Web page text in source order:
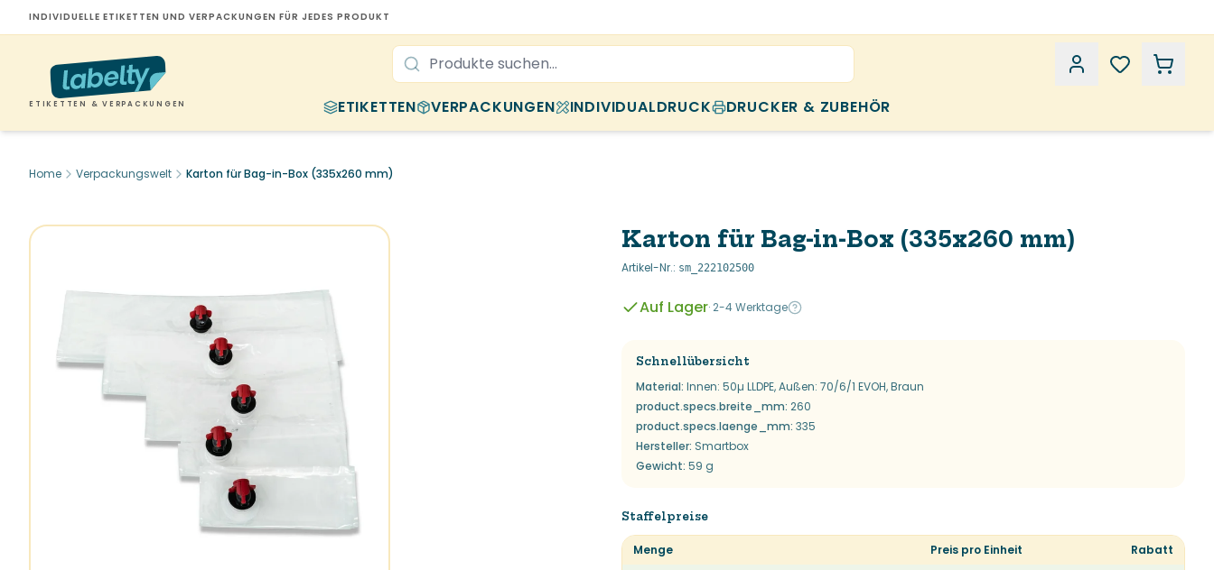
INDIVIDUELLE ETIKETTEN UND VERPACKUNGEN FÜR JEDES PRODUKT
ETIKETTEN & VERPACKUNGEN ETIKETTEN VERPACKUNGEN INDIVIDUALDRUCK DRUCKER & ZUBEHÖR
Home Verpackungswelt Karton für Bag-in-Box (335x260 mm)
Karton für Bag-in-Box (335x260 mm)
Artikel-Nr.: sm_222102500
Auf Lager· 2-4 Werktage
Schnellübersicht
Material: Innen: 50µ LLDPE, Außen: 70/6/1 EVOH, Braun
product.specs.breite_mm: 260
product.specs.laenge_mm: 335
Hersteller: Smartbox
Gewicht: 59 g
Staffelpreise
Menge Preis pro Einheit
Rabatt